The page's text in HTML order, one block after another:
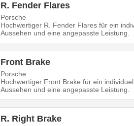
R. Fender Flares
Porsche
Hochwertiger R. Fender Flares für ein
Aussehen und eine angepasste Leistung.
Front Brake
Porsche
Hochwertiger Front Brake für ein
Aussehen und eine angepasste Leistung.
R. Right Brake